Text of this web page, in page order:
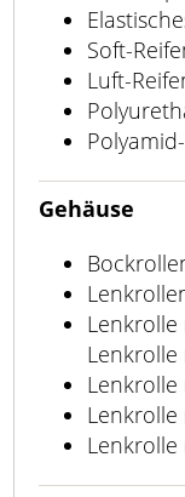
Soft-
Luft-
Gehäuse
Lenkrolle